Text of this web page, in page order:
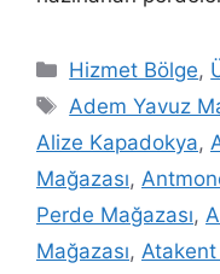
Hizmet Bölge,
Adem Yavuz
Alize Kapadokya,
Mağazası,
Perde Mağazası,
Mağazası, Atakent